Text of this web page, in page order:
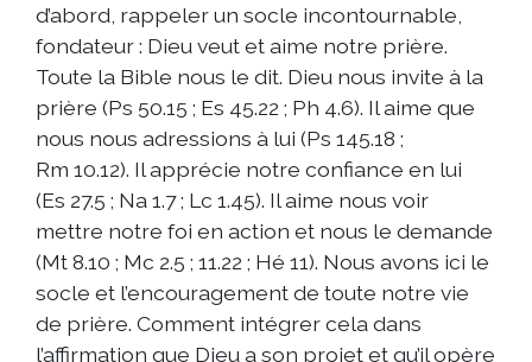
d’abord, rappeler un socle incontournable,
fondateur : Dieu veut et aime notre prière.
Toute la Bible nous le dit. Dieu nous invite à la
prière (Ps 50.15 ; Es 45.22 ; Ph 4.6). Il aime que
nous nous adressions à lui (Ps 145.18 ;
Rm 10.12). Il apprécie notre confiance en lui
(Es 27.5 ; Na 1.7 ; Lc 1.45). Il aime nous voir
mettre notre foi en action et nous le demande
(Mt 8.10 ; Mc 2.5 ; 11.22 ; Hé 11). Nous avons ici le
socle et l’encouragement de toute notre vie
de prière. Comment intégrer cela dans
l’affirmation que Dieu a son projet et qu’il opère